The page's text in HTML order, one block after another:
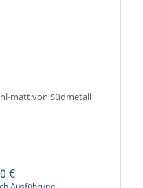
matt von Südmetall
€